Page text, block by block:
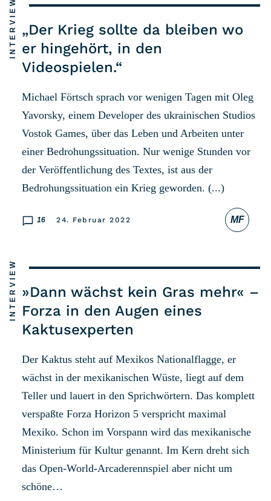
Listicle
Newsletter
Alle Podcasts
WASTED WEEKLY
Portfolio Royal
Redebedarf
Top 5
RSS-Feed
COMMUNITY
DATENSCHUTZ
KONTAKT
Unterstützen
„Der Krieg sollte da bleiben wo
er hingehört, in den
Videospielen.“
INTERVIEW
MF
16 24. Februar 2022
Michael Förtsch sprach vor wenigen Tagen mit Oleg
Yavorsky, einem Developer des ukrainischen Studios
Vostok Games, über das Leben und Arbeiten unter
einer Bedrohungssituation. Nur wenige Stunden vor
der Veröffentlichung des Textes, ist aus der
Bedrohungssituation ein Krieg geworden. (...)
»Dann wächst kein Gras mehr« –
Forza in den Augen eines
Kaktusexperten
INTERVIEW
Der Kaktus steht auf Mexikos Nationalflagge, er
wächst in der mexikanischen Wüste, liegt auf dem
Teller und lauert in den Sprichwörtern. Das komplett
verspaßte Forza Horizon 5 verspricht maximal
Mexiko. Schon im Vorspann wird das mexikanische
Ministerium für Kultur genannt. Im Kern dreht sich
das Open-World-Arcaderennspiel aber nicht um
schöne…